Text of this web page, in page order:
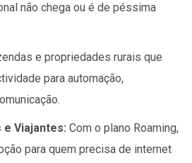
não chega ou é de péssima
e propriedades rurais que
para automação,
e Viajantes: Com o plano Roaming,
para quem precisa de internet